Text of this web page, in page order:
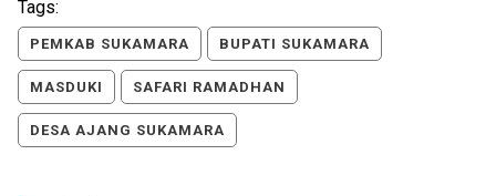
Tags:
PEMKAB SUKAMARA BUPATI SUKAMARA
MASDUKI SAFARI RAMADHAN
DESA AJANG SUKAMARA